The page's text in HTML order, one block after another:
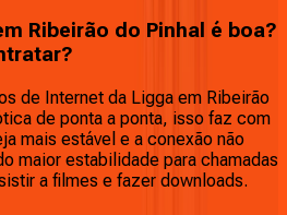
Ribeirão do Pinhal é boa?
de Internet da Ligga em Ribeirão
de ponta a ponta, isso faz com
mais estável e a conexão não
maior estabilidade para chamadas
a filmes e fazer downloads.